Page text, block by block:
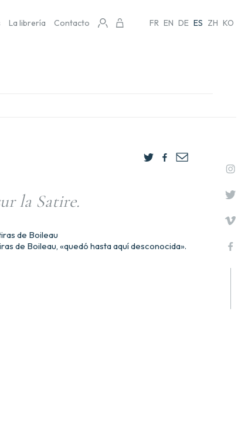
La librería Contacto FR EN DE ES ZH KO
la Satire.
de Boileau
de Boileau, «quedó hasta aquí desconocida».